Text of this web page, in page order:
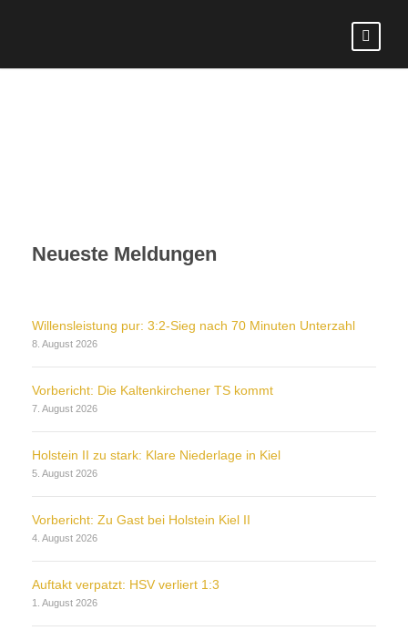
Neueste Meldungen
Willensleistung pur: 3:2-Sieg nach 70 Minuten Unterzahl
8. August 2026
Vorbericht: Die Kaltenkirchener TS kommt
7. August 2026
Holstein II zu stark: Klare Niederlage in Kiel
5. August 2026
Vorbericht: Zu Gast bei Holstein Kiel II
4. August 2026
Auftakt verpatzt: HSV verliert 1:3
1. August 2026